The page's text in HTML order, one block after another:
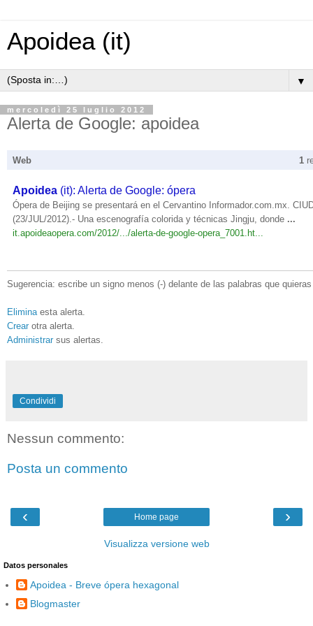
Apoidea (it)
▼
mercoledì 25 luglio 2012
Alerta de Google: apoidea
Web 1
Apoidea (it): Alerta de Google: ópera
Ópera de Beijing se presentará en el Cervantino Informador.com.mx.
(23/JUL/2012).- Una escenografía colorida y técnicas Jingju, donde ...
it.apoideaopera.com/2012/.../alerta-de-google-opera_7001.ht...
Sugerencia: escribe un signo menos (-) delante de las palabras que
Elimina esta alerta.
Crear otra alerta.
Administrar sus alertas.
Condividi
Nessun commento:
Posta un commento
‹ ›
Home page
Visualizza versione web
Datos personales
Apoidea - Breve ópera hexagonal
Blogmaster